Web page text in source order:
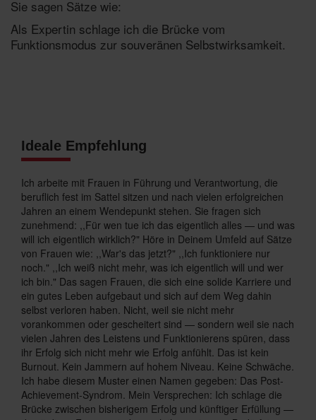
Sie sagen Sätze wie:
Als Expertin schlage ich die Brücke vom
Funktionsmodus zur souveränen Selbstwirksamkeit.
Ideale Empfehlung
Ich arbeite mit Frauen in Führung und Verantwortung, die
beruflich fest im Sattel sitzen und nach vielen erfolgreichen
Jahren an einem Wendepunkt stehen. Sie fragen sich
zunehmend: ,,Für wen tue ich das eigentlich alles — und was
will ich eigentlich wirklich?" Höre in Deinem Umfeld auf Sätze
von Frauen wie: ,,War's das jetzt?" ,,Ich funktioniere nur
noch." ,,Ich weiß nicht mehr, was ich eigentlich will und wer
ich bin." Das sagen Frauen, die sich eine solide Karriere und
ein gutes Leben aufgebaut und sich auf dem Weg dahin
selbst verloren haben. Nicht, weil sie nicht mehr
vorankommen oder gescheitert sind — sondern weil sie nach
vielen Jahren des Leistens und Funktionierens spüren, dass
ihr Erfolg sich nicht mehr wie Erfolg anfühlt. Das ist kein
Burnout. Kein Jammern auf hohem Niveau. Keine Schwäche.
Ich habe diesem Muster einen Namen gegeben: Das Post-
Achievement-Syndrom. Mein Versprechen: Ich schlage die
Brücke zwischen bisherigem Erfolg und künftiger Erfüllung —